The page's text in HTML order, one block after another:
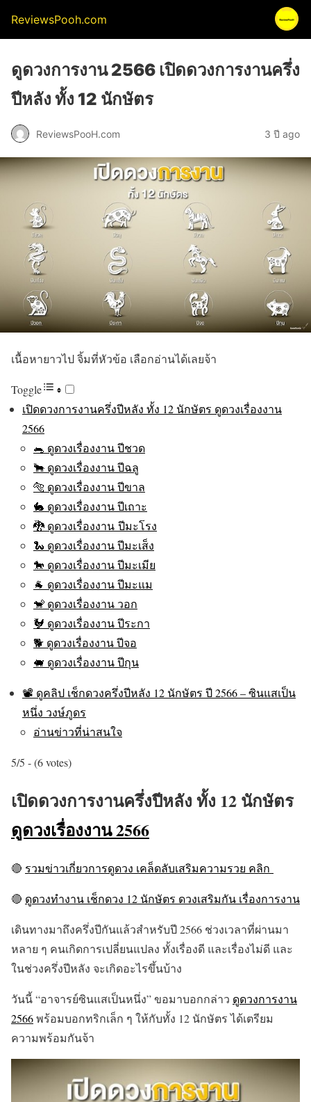
ReviewsPooh.com
ดูดวงการงาน 2566 เปิดดวงการงานครึ่ง
ปีหลัง ทั้ง 12 นักษัตร
ReviewsPooH.com 3 ปี ago
เนื้อหายาวไป จิ้มที่หัวข้อ เลือกอ่านได้เลยจ้า
Toggle
เปิดดวงการงานครึ่งปีหลัง ทั้ง 12 นักษัตร ดูดวงเรื่องงาน
2566
🐀 ดูดวงเรื่องงาน ปีชวด
🐂 ดูดวงเรื่องงาน ปีฉลู
🐅 ดูดวงเรื่องงาน ปีขาล
🐇 ดูดวงเรื่องงาน ปีเถาะ
🐉 ดูดวงเรื่องงาน ปีมะโรง
🐍 ดูดวงเรื่องงาน ปีมะเส็ง
🐎 ดูดวงเรื่องงาน ปีมะเมีย
🐐 ดูดวงเรื่องงาน ปีมะแม
🐒 ดูดวงเรื่องงาน วอก
🐓 ดูดวงเรื่องงาน ปีระกา
🐕 ดูดวงเรื่องงาน ปีจอ
🐖 ดูดวงเรื่องงาน ปีกุน
📽 ดูคลิป เช็กดวงครึ่งปีหลัง 12 นักษัตร ปี 2566 – ซินแสเป็น
หนึ่ง วงษ์ภูดร
อ่านข่าวที่น่าสนใจ
5/5 - (6 votes)
เปิดดวงการงานครึ่งปีหลัง ทั้ง 12 นักษัตร
ดูดวงเรื่องงาน 2566
🔴 รวมข่าวเกี่ยวการดูดวง เคล็ดลับเสริมความรวย คลิก
🔴 ดูดวงทำงาน เช็กดวง 12 นักษัตร ดวงเสริมกัน เรื่องการงาน
เดินทางมาถึงครึ่งปีกันแล้วสำหรับปี 2566 ช่วงเวลาที่ผ่านมา
หลาย ๆ คนเกิดการเปลี่ยนแปลง ทั้งเรื่องดี และเรื่องไม่ดี และ
ในช่วงครึ่งปีหลัง จะเกิดอะไรขึ้นบ้าง
วันนี้ “อาจารย์ซินแสเป็นหนึ่ง” ขอมาบอกกล่าว ดูดวงการงาน
2566พร้อมบอกทริกเล็ก ๆ ให้กับทั้ง 12 นักษัตร ได้เตรียม
ความพร้อมกันจ้า